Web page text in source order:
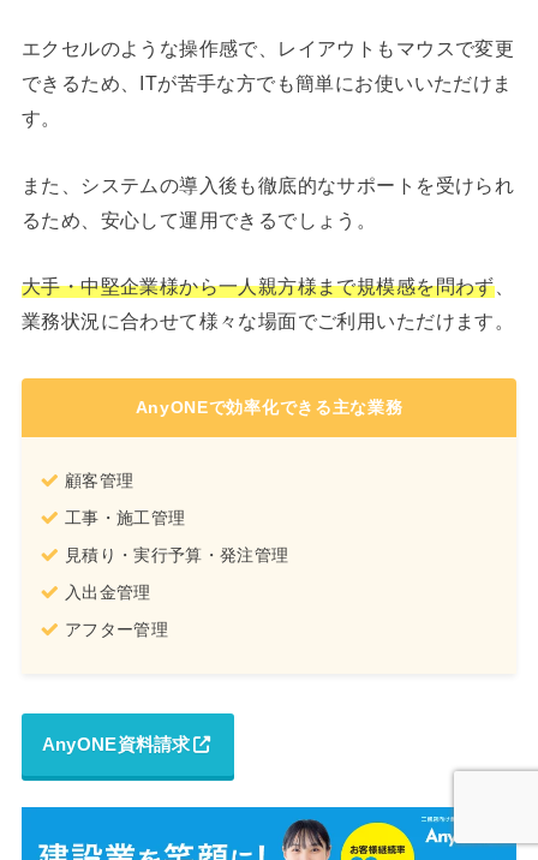
エクセルのような操作感で、レイアウトもマウスで変更
できるため、ITが苦手な方でも簡単にお使いいただけま
す。
また、システムの導入後も徹底的なサポートを受けられ
るため、安心して運用できるでしょう。
大手・中堅企業様から一人親方様まで規模感を問わず、
業務状況に合わせて様々な場面でご利用いただけます。
AnyONEで効率化できる主な業務
顧客管理
工事・施工管理
見積り・実行予算・発注管理
入出金管理
アフター管理
AnyONE資料請求